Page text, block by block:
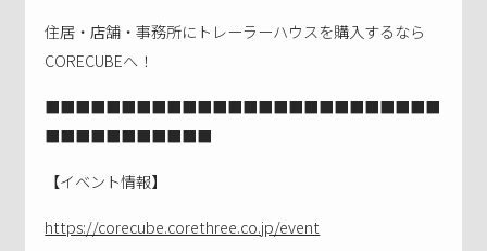
住居・店舗・事務所にトレーラーハウスを購入するなら
CORECUBEへ！
■■■■■■■■■■■■■■■■■■■■■■■■■■
■■■■■■■■■■■
【イベント情報】
https://corecube.corethree.co.jp/event